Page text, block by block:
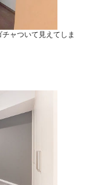
ャついて見えてしま